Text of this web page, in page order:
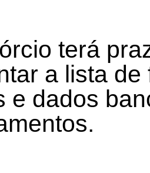
terá
a lista
e dados